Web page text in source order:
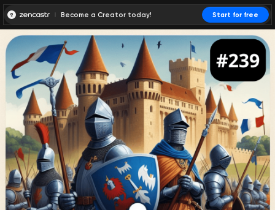
Become a Creator today! Start for free